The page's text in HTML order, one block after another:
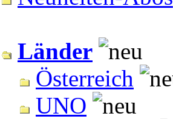
Länder
Österreich
UNO